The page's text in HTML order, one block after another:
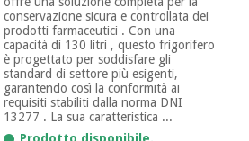
conservazione sicura e controllata dei
prodotti farmaceutici . Con una
capacità di 130 litri , questo frigorifero
è progettato per soddisfare gli
standard di settore più esigenti,
garantendo così la conformità ai
requisiti stabiliti dalla norma DNI
13277 . La sua caratteristica ...